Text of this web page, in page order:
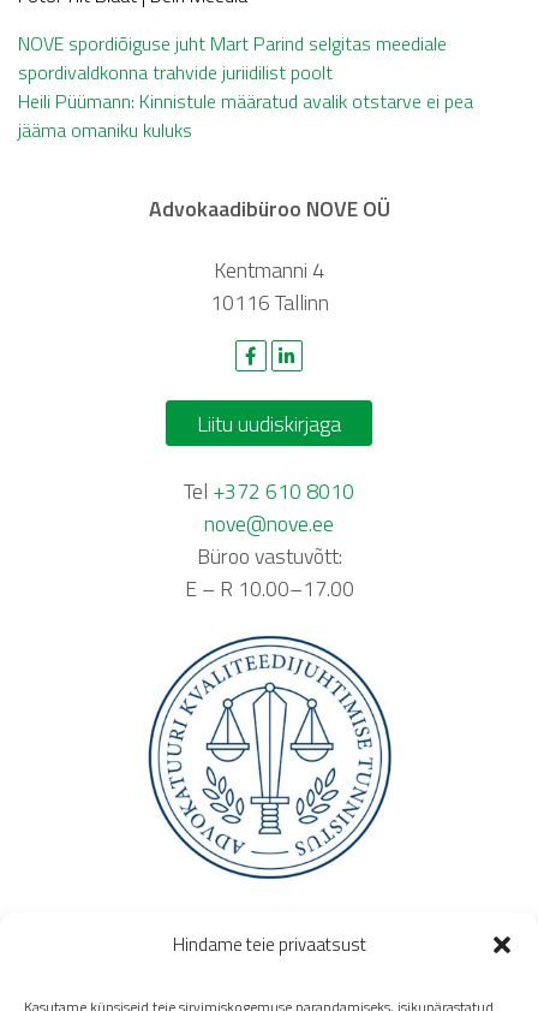
Hindame teie privaatsust
Navigeerimine
NOVE spordiõiguse juht Mart Parind selgitas meediale
spordivaldkonna trahvide juriidilist poolt
Heili Püümann: Kinnistule määratud avalik otstarve ei pea
jääma omaniku kuluks
Advokaadibüroo NOVE OÜ
Kentmanni 4
10116 Tallinn
Liitu uudiskirjaga
Tel +372 610 8010
nove@nove.ee
Büroo vastuvõtt:
E – R 10.00–17.00